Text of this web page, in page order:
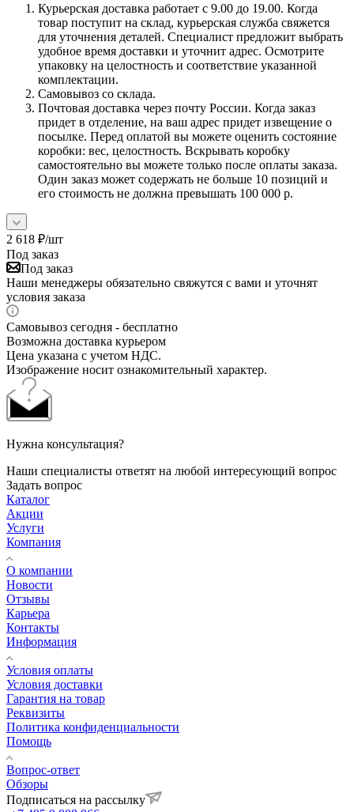
Курьерская доставка работает с 9.00 до 19.00. Когда
товар поступит на склад, курьерская служба свяжется
для уточнения деталей. Специалист предложит выбрать
удобное время доставки и уточнит адрес. Осмотрите
упаковку на целостность и соответствие указанной
комплектации.
Самовывоз со склада.
Почтовая доставка через почту России. Когда заказ
придет в отделение, на ваш адрес придет извещение о
посылке. Перед оплатой вы можете оценить состояние
коробки: вес, целостность. Вскрывать коробку
самостоятельно вы можете только после оплаты заказа.
Один заказ может содержать не больше 10 позиций и
его стоимость не должна превышать 100 000 р.
2 618 ₽/шт
Под заказ
Под заказ
Наши менеджеры обязательно свяжутся с вами и уточнят
условия заказа
Самовывоз сегодня - бесплатно
Возможна доставка курьером
Цена указана с учетом НДС.
Изображение носит ознакомительный характер.
Нужна консультация?
Наши специалисты ответят на любой интересующий вопрос
Задать вопрос
Каталог
Акции
Услуги
Компания
О компании
Новости
Отзывы
Карьера
Контакты
Информация
Условия оплаты
Условия доставки
Гарантия на товар
Реквизиты
Политика конфиденциальности
Помощь
Вопрос-ответ
Обзоры
Подписаться на рассылку